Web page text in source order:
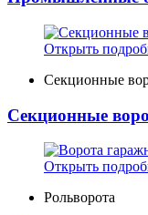
Открыть
Секционные
Секционные
Открыть
Рольворота